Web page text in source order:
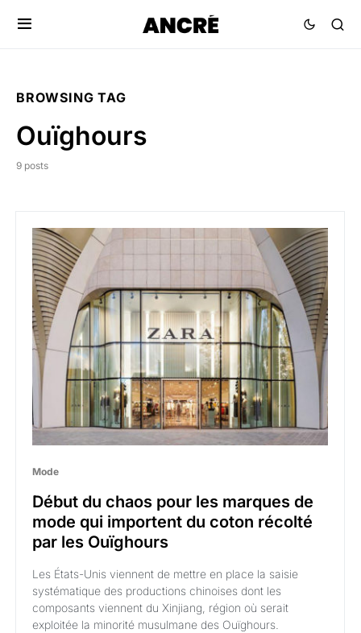
BROWSING TAG
Ouïghours
9 posts
Mode
Début du chaos pour les marques de
mode qui importent du coton récolté
par les Ouïghours
Les États-Unis viennent de mettre en place la saisie
systématique des productions chinoises dont les
composants viennent du Xinjiang, région où serait
exploitée la minorité musulmane des Ouïghours.